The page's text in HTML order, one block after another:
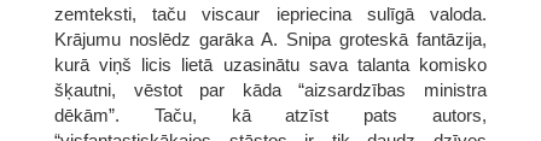
zemteksti, taču viscaur iepriecina sulīgā valoda.
Krājumu noslēdz garāka A. Snipa groteskā fantāzija,
kurā viņš licis lietā uzasinātu sava talanta komisko
šķautni, vēstot par kāda “aizsardzības ministra
dēkām”. Taču, kā atzīst pats autors,